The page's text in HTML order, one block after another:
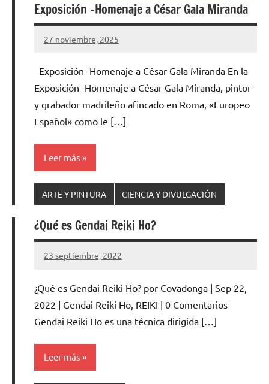
Exposición -Homenaje a César Gala Miranda
27 noviembre, 2025
Cuidasdeti
3
Exposición- Homenaje a César Gala Miranda En la
Exposición -Homenaje a César Gala Miranda, pintor
y grabador madrileño afincado en Roma, «Europeo
Español» como le […]
Leer más
ARTE Y PINTURA CIENCIA Y DIVULGACIÓN
¿Qué es Gendai Reiki Ho?
23 septiembre, 2022
Cuidasdeti
No
comentarios
¿Qué es Gendai Reiki Ho? por Covadonga | Sep 22,
2022 | Gendai Reiki Ho, REIKI | 0 Comentarios
Gendai Reiki Ho es una técnica dirigida […]
Leer más